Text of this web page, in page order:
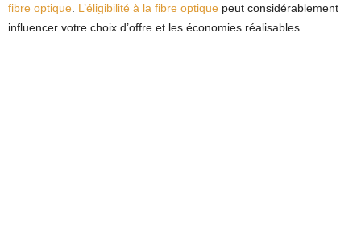
fibre optique L’éligibilité à la fibre optique peut considérablement
influencer votre choix d’offre et les économies réalisables.